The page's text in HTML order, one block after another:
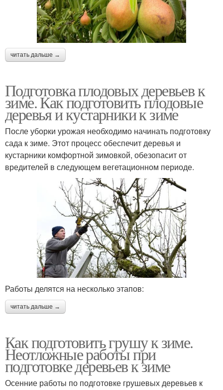
читать дальше →
Подготовка плодовых деревьев к
зиме. Как подготовить плодовые
деревья и кустарники к зиме
После уборки урожая необходимо начинать подготовку
сада к зиме. Этот процесс обеспечит деревья и
кустарники комфортной зимовкой, обезопасит от
вредителей в следующем вегетационном периоде.
Работы делятся на несколько этапов:
читать дальше →
Как подготовить грушу к зиме.
Неотложные работы при
подготовке деревьев к зиме
Осенние работы по подготовке грушевых деревьев к